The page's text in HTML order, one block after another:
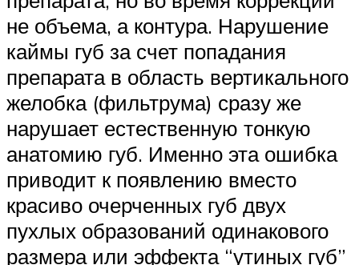
не объема, а контура. Нарушение
каймы губ за счет попадания
препарата в область вертикального
желобка (фильтрума) сразу же
нарушает естественную тонкую
анатомию губ. Именно эта ошибка
приводит к появлению вместо
красиво очерченных губ двух
пухлых образований одинакового
размера или эффекта “утиных губ”